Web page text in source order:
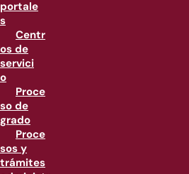
portale
s
Centr
os de
servici
o
Proce
so de
grado
Proce
sos y
trámites